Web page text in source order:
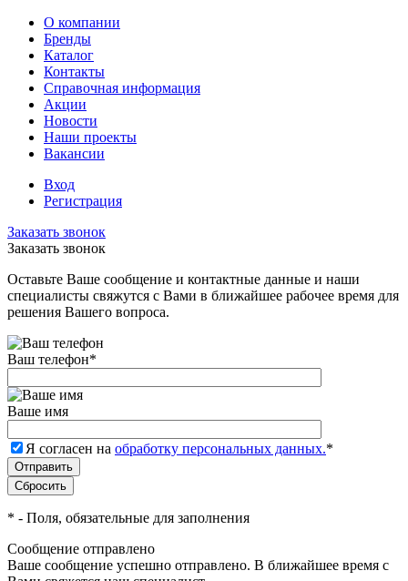
О компании
Бренды
Каталог
Контакты
Справочная информация
Акции
Новости
Наши проекты
Вакансии
Вход
Регистрация
Заказать звонок
Заказать звонок
Оставьте Ваше сообщение и контактные данные и наши
специалисты свяжутся с Вами в ближайшее рабочее время для
решения Вашего вопроса.
Ваш телефон*
Ваше имя
Я согласен на обработку персональных данных.*
* - Поля, обязательные для заполнения
Сообщение отправлено
Ваше сообщение успешно отправлено. В ближайшее время с